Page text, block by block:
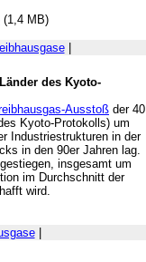
(1,4 MB)
|
des Kyoto-
Ausstoß der 40
Kyoto-Protokolls) um
Industriestrukturen in der
in den 90er Jahren lag.
insgesamt um
im Durchschnitt der
wird.
|